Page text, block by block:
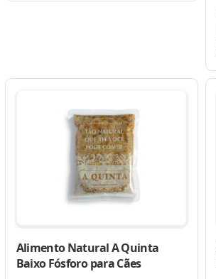
Alimento Natural A Quinta
Baixo Fósforo para Cães